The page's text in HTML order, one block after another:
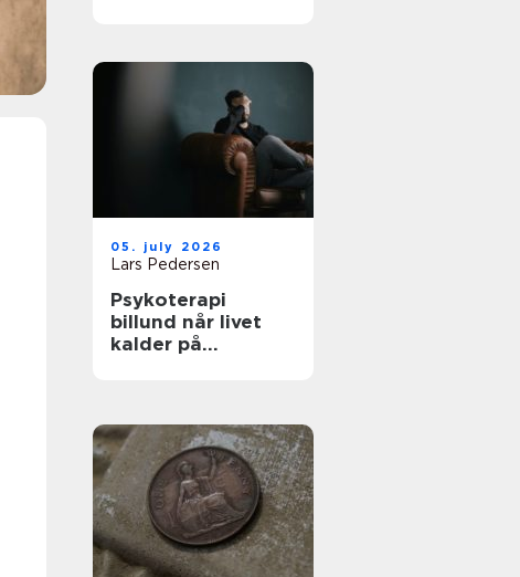
05. july 2026
Lars Pedersen
Psykoterapi
billund når livet
kalder på